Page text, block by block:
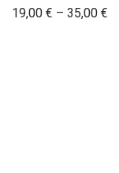
19,00 € – 35,00 €